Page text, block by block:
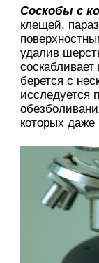
Соскобы с
клещей,
удалив
берется с
исследуется
которых даже